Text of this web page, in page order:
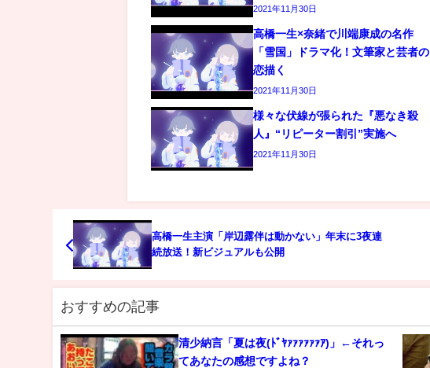
2021年11月30日
高橋一生×奈緒で川端康成の名作
「雪国」ドラマ化！文筆家と芸者の
恋描く
2021年11月30日
様々な伏線が張られた『悪なき殺
人』“リピーター割引”実施へ
2021年11月30日
高橋一生主演「岸辺露伴は動かない」年末に3夜連
続放送！新ビジュアルも公開
おすすめの記事
清少納言「夏は夜(ﾄﾞﾔｧｧｧｧｧｧｱ)」←それっ
てあなたの感想ですよね？